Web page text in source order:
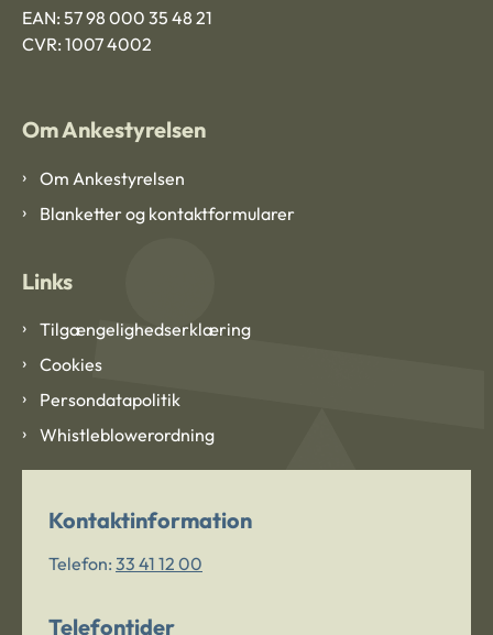
EAN: 57 98 000 35 48 21
CVR: 1007 4002
Om Ankestyrelsen
Om Ankestyrelsen
Blanketter og kontaktformularer
Links
Tilgængelighedserklæring
Cookies
Persondatapolitik
Whistleblowerordning
Kontaktinformation
Telefon: 33 41 12 00
Telefontider